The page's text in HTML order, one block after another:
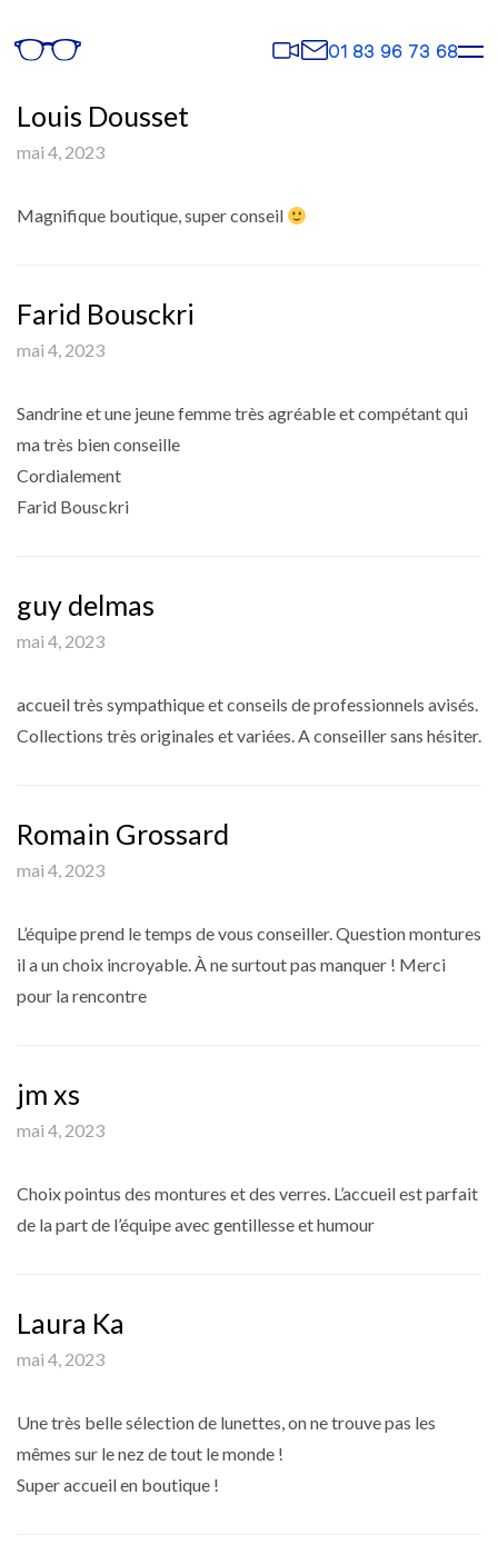
Rendez-
vous
Contact
01 83 96 73 68
Louis Dousset
mai 4, 2023
Magnifique boutique, super conseil
Farid Bousckri
mai 4, 2023
Sandrine et une jeune femme très agréable et compétant qui
ma très bien conseille
Cordialement
Farid Bousckri
guy delmas
mai 4, 2023
accueil très sympathique et conseils de professionnels avisés.
Collections très originales et variées. A conseiller sans hésiter.
Romain Grossard
mai 4, 2023
L’équipe prend le temps de vous conseiller. Question montures
il a un choix incroyable. À ne surtout pas manquer ! Merci
pour la rencontre
jm xs
mai 4, 2023
Choix pointus des montures et des verres. L’accueil est parfait
de la part de l’équipe avec gentillesse et humour
Laura Ka
mai 4, 2023
Une très belle sélection de lunettes, on ne trouve pas les
mêmes sur le nez de tout le monde !
Super accueil en boutique !